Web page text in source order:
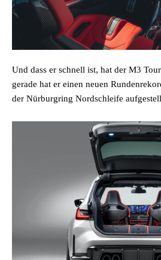
Und dass er schnell ist, hat der M3
gerade hat er einen neuen
der Nürburgring Nordschleife